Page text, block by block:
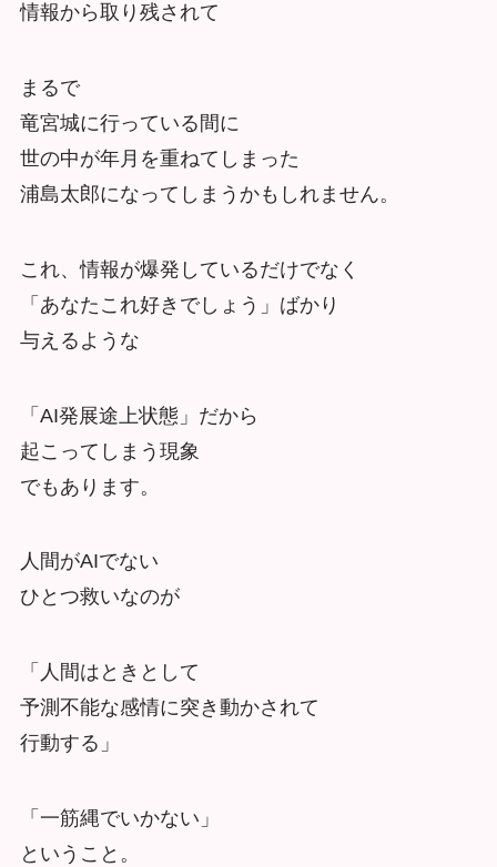
情報から取り残されて
まるで
竜宮城に行っている間に
世の中が年月を重ねてしまった
浦島太郎になってしまうかもしれません。
これ、情報が爆発しているだけでなく
「あなたこれ好きでしょう」ばかり
与えるような
「AI発展途上状態」だから
起こってしまう現象
でもあります。
人間がAIでない
ひとつ救いなのが
「人間はときとして
予測不能な感情に突き動かされて
行動する」
「一筋縄でいかない」
ということ。